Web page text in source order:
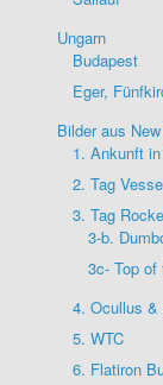
Ungarn
Budapest
Eger,
Bilder aus
1. Ankunft
2. Tag
3. Tag
3-b.
3c- Top of
4. Ocullus
5. WTC
6. Flatiron